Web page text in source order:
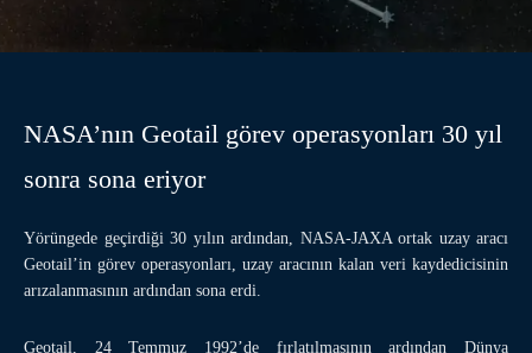
NASA’nın Geotail görev operasyonları 30 yıl
sonra sona eriyor
Yörüngede geçirdiği 30 yılın ardından, NASA-JAXA ortak uzay aracı
Geotail’in görev operasyonları, uzay aracının kalan veri kaydedicisinin
arızalanmasının ardından sona erdi.
Geotail, 24 Temmuz 1992’de fırlatılmasının ardından Dünya